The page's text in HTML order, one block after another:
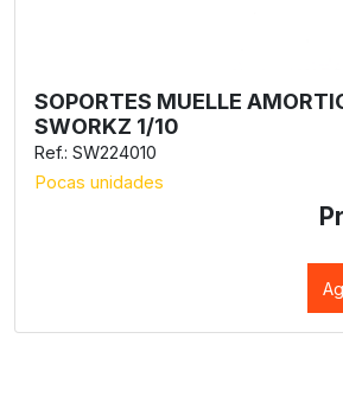
SOPORTES MUELLE
SWORKZ 1/10
Ref.: SW224010
Pocas unidades